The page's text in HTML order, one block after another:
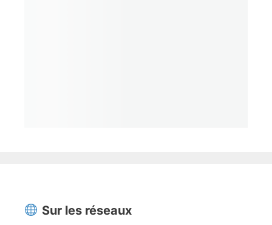
Sur les réseaux